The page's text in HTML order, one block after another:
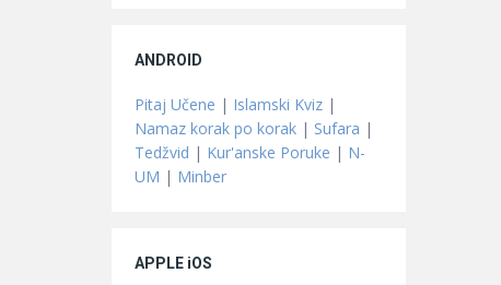
ANDROID
Pitaj Učene | Islamski Kviz |
Namaz korak po korak | Sufara |
Tedžvid | Kur'anske Poruke | N-
UM | Minber
APPLE iOS